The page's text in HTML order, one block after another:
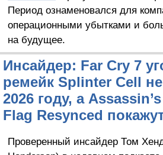
Период ознаменовался для
операционными убытками и
на будущее.
Инсайдер: Far Cry 7
ремейк Splinter Cell
2026 году, а
Flag Resynced
Проверенный инсайдер Том